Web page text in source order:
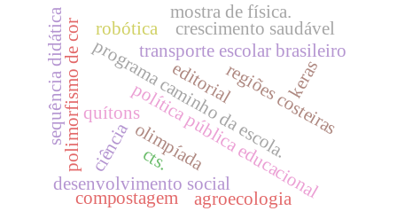
editorial
olimpíada
política pública educacional
transporte escolar brasileiro
programa caminho da escola.
polimorfismo de cor quítons regiões costeiras
robótica
keras
desenvolvimento social
crescimento saudável
mostra de física.
sequência didática
cts.
agroecologia
compostagem
ciência